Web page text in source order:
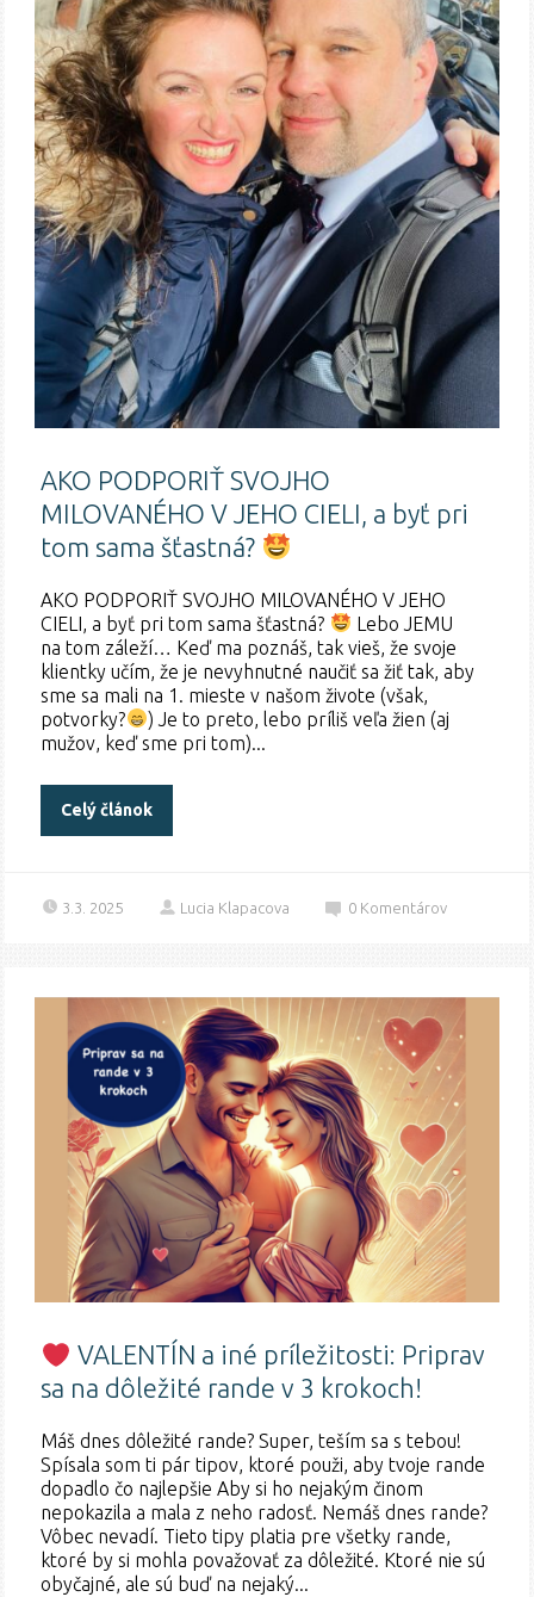
AKO PODPORIŤ SVOJHO
MILOVANÉHO V JEHO CIELI, a byť pri
tom sama šťastná?
AKO PODPORIŤ SVOJHO MILOVANÉHO V JEHO
CIELI, a byť pri tom sama šťastná?
Lebo JEMU
na tom záleží… Keď ma poznáš, tak vieš, že svoje
klientky učím, že je nevyhnutné naučiť sa žiť tak, aby
sme sa mali na 1. mieste v našom živote (však,
potvorky?
) Je to preto, lebo príliš veľa žien (aj
mužov, keď sme pri tom)...
Celý článok
3.3. 2025 Lucia Klapacova 0 Komentárov
VALENTÍN a iné príležitosti: Priprav
sa na dôležité rande v 3 krokoch!
Máš dnes dôležité rande? Super, teším sa s tebou!
Spísala som ti pár tipov, ktoré použi, aby tvoje rande
dopadlo čo najlepšie Aby si ho nejakým činom
nepokazila a mala z neho radosť. Nemáš dnes rande?
Vôbec nevadí. Tieto tipy platia pre všetky rande,
ktoré by si mohla považovať za dôležité. Ktoré nie sú
obyčajné, ale sú buď na nejaký...